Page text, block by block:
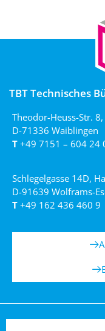
TBT Technisches
Theodor-Heuss-Str. 8,
D-71336 Waiblingen
T +49 7151 – 604 24
Schlegelgasse 14D,
D-91639 Wolframs-
T +49 162 436 460 9